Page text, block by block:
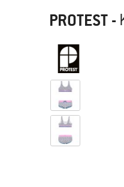
PROTEST -